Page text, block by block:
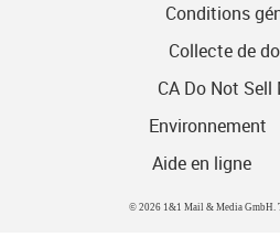
Conditions
Collecte de
CA Do Not
Environnement
Aide en ligne
© 2026 1&1 Mail & Media GmbH.